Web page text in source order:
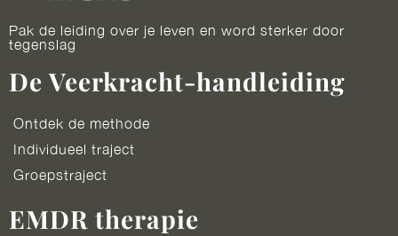
Pak de leiding over je leven en word sterker door
tegenslag
De Veerkracht-handleiding
Ontdek de methode
Individueel traject
Groepstraject
EMDR therapie